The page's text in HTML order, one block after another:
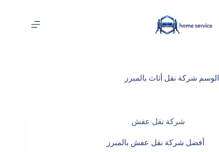
المحتوى
الوسم شركة نقل أثاث بالمبرز
شركة نقل عفش
أفضل شركة نقل عفش بالمبرز